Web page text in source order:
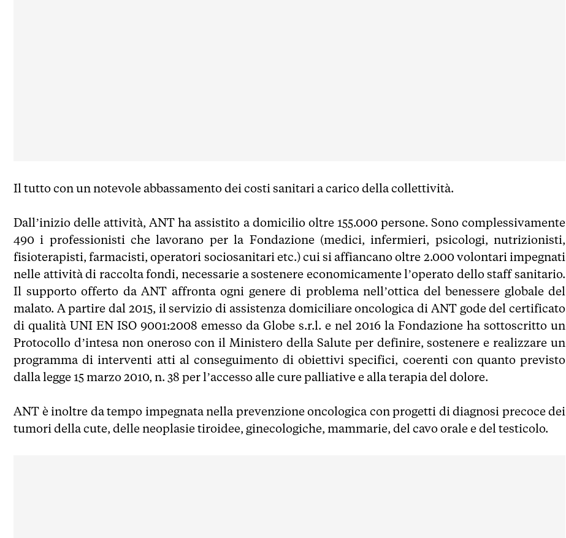
Il tutto con un notevole abbassamento dei costi sanitari a carico della collettività.
Dall’inizio delle attività, ANT ha assistito a domicilio oltre 155.000 persone. Sono complessivamente
490 i professionisti che lavorano per la Fondazione (medici, infermieri, psicologi, nutrizionisti,
fisioterapisti, farmacisti, operatori sociosanitari etc.) cui si affiancano oltre 2.000 volontari impegnati
nelle attività di raccolta fondi, necessarie a sostenere economicamente l’operato dello staff sanitario.
Il supporto offerto da ANT affronta ogni genere di problema nell’ottica del benessere globale del
malato. A partire dal 2015, il servizio di assistenza domiciliare oncologica di ANT gode del certificato
di qualità UNI EN ISO 9001:2008 emesso da Globe s.r.l. e nel 2016 la Fondazione ha sottoscritto un
Protocollo d’intesa non oneroso con il Ministero della Salute per definire, sostenere e realizzare un
programma di interventi atti al conseguimento di obiettivi specifici, coerenti con quanto previsto
dalla legge 15 marzo 2010, n. 38 per l’accesso alle cure palliative e alla terapia del dolore.
ANT è inoltre da tempo impegnata nella prevenzione oncologica con progetti di diagnosi precoce dei
tumori della cute, delle neoplasie tiroidee, ginecologiche, mammarie, del cavo orale e del testicolo.